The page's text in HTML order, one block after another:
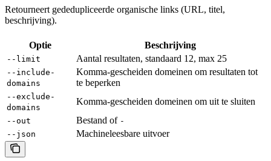
Retourneert gededupliceerde organische links (URL, titel,
beschrijving).
Optie Beschrijving
--limit Aantal resultaten, standaard 12, max 25
--include-
domains
Komma-gescheiden domeinen om resultaten tot
te beperken
--exclude-
domains
Komma-gescheiden domeinen om uit te sluiten
--out Bestand of -
--json
Machineleesbare uitvoer